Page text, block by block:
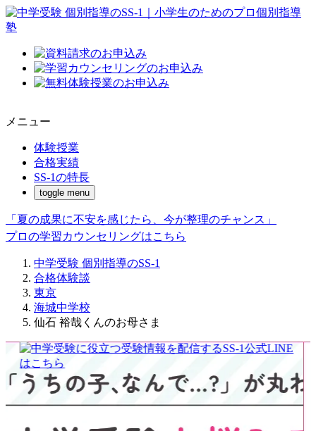
メニュー
体験授業
合格実績
SS-1の特長
toggle menu
「夏の成果に不安を感じたら、今が整理のチャンス」
プロの学習カウンセリングはこちら
中学受験 個別指導のSS-1
合格体験談
東京
海城中学校
仙石 裕哉くんのお母さま